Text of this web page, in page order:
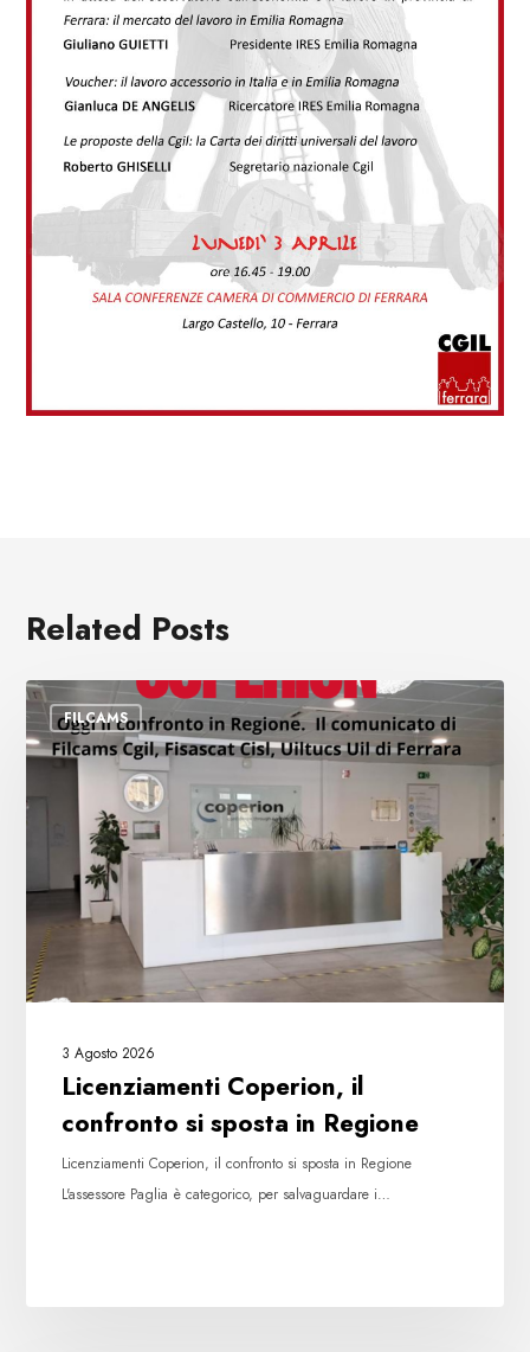
Related Posts
FILCAMS
Licenziamenti
Coperion,
il
confronto
si
Regione
3 Agosto 2026
Licenziamenti Coperion, il
confronto si sposta in Regione
Licenziamenti Coperion, il confronto si sposta in Regione
L'assessore Paglia è categorico, per salvaguardare i…